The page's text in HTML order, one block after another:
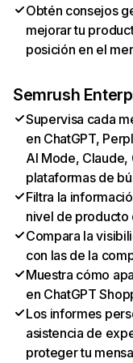
Obtén consejos
mejorar tu
posición en el
Semrush
Supervisa cada
en ChatGPT,
AI Mode, Claude,
plataformas de
Filtra la
nivel de producto
Compara la
con las de la
Muestra cómo
en ChatGPT
Los informes
asistencia de
proteger tu